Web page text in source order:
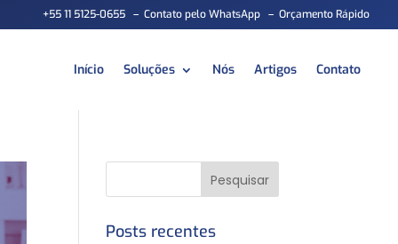
+55 11 5125-0655 – Contato pelo WhatsApp – Orçamento Rápido
Início Soluções Nós Artigos Contato
Posts recentes